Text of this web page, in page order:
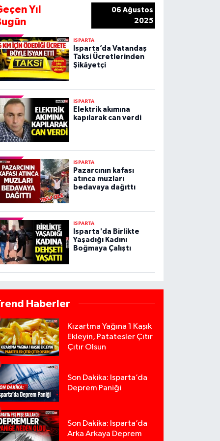
Yıl
06 Ağustos
2025
ISPARTA
Isparta’da Vatandaş
Taksi Ücretlerinden
Şikâyetçi
ISPARTA
Elektrik akımına
kapılarak can verdi
ISPARTA
Pazarcının kafası
atınca muzları
bedavaya dağıttı
ISPARTA
Isparta'da Birlikte
Yaşadığı Kadını
Boğmaya Çalıştı
Haberler
Kızartma Yağına 1 Kaşık
Ekleyin, Patatesler Çıtır
Çıtır Olsun
Son Dakika: Isparta’da
Deprem Paniği
Son Dakika: Isparta’da
Arka Arkaya Deprem